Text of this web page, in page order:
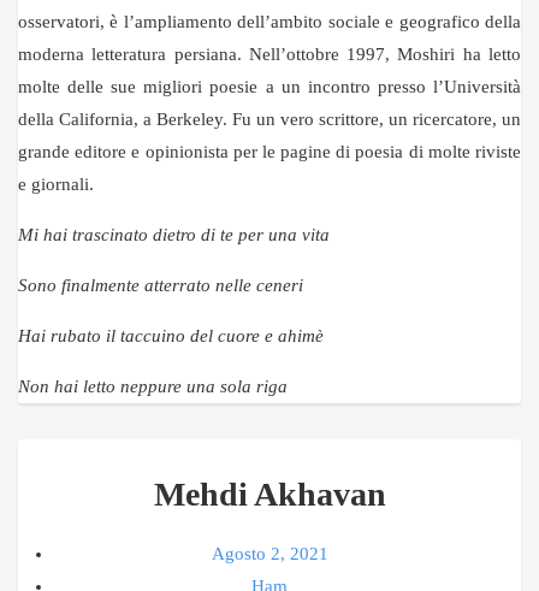
osservatori, è l’ampliamento dell’ambito sociale e geografico della
moderna letteratura persiana. Nell’ottobre 1997, Moshiri ha letto
molte delle sue migliori poesie a un incontro presso l’Università
della California, a Berkeley. Fu un vero scrittore, un ricercatore, un
grande editore e opinionista per le pagine di poesia di molte riviste
e giornali.
Mi hai trascinato dietro di te per una vita
Sono finalmente atterrato nelle ceneri
Hai rubato il taccuino del cuore e ahimè
Non hai letto neppure una sola riga
Mehdi Akhavan
Agosto 2, 2021
Ham